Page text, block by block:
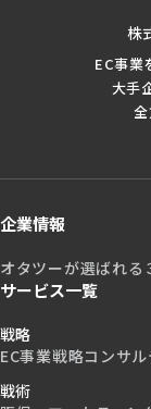
株
EC事業
大手
企業情報
オタツーが選ばれる
サービス一覧
戦略
EC事業戦略コンサ
戦術